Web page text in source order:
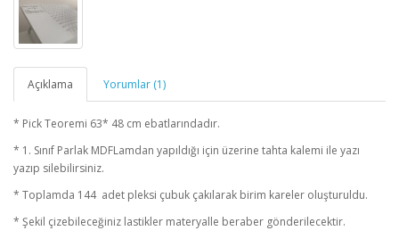
Açıklama Yorumlar (1)
* Pick Teoremi 63* 48 cm ebatlarındadır.
* 1. Sınıf Parlak MDFLamdan yapıldığı için üzerine tahta kalemi ile yazı
yazıp silebilirsiniz.
* Toplamda 144 adet pleksi çubuk çakılarak birim kareler oluşturuldu.
* Şekil çizebileceğiniz lastikler materyalle beraber gönderilecektir.